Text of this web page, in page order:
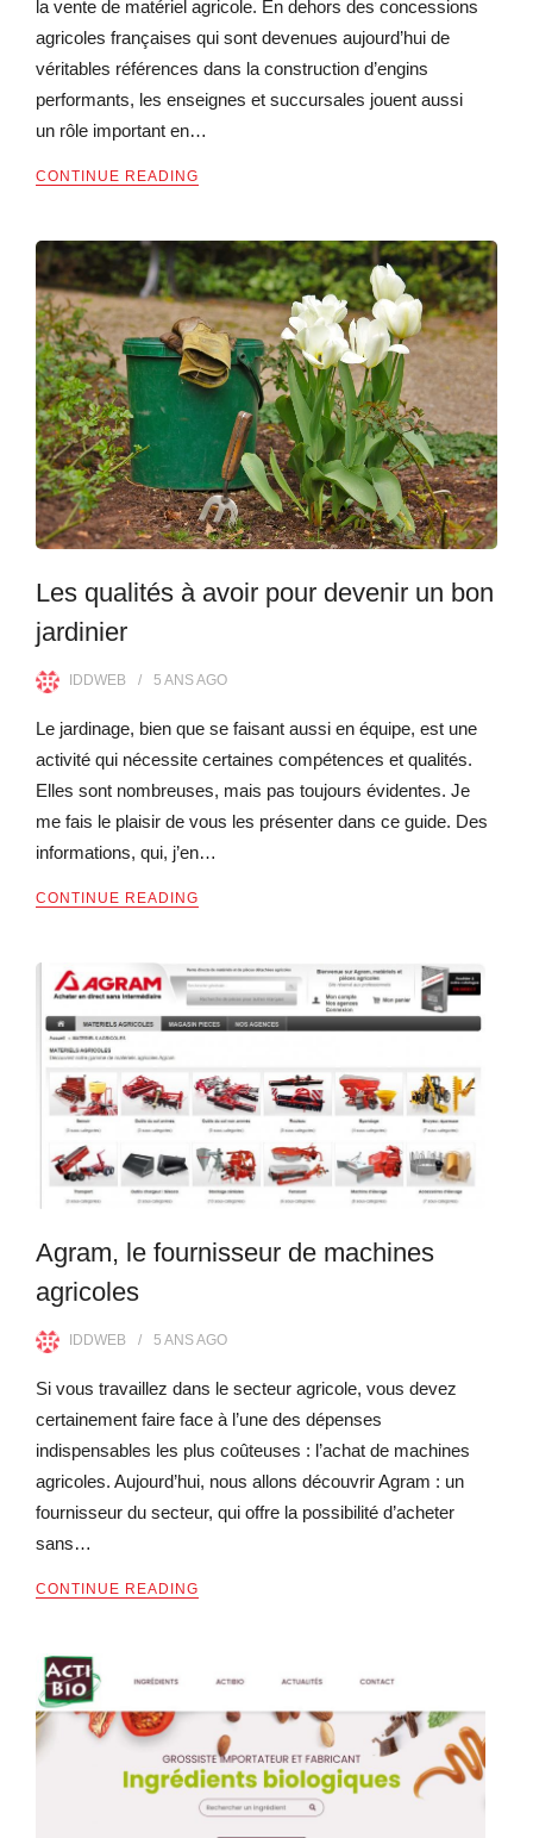
la vente de matériel agricole. En dehors des concessions
agricoles françaises qui sont devenues aujourd’hui de
véritables références dans la construction d’engins
performants, les enseignes et succursales jouent aussi
un rôle important en…
CONTINUE READING
Les qualités à avoir pour devenir un bon
jardinier
IDDWEB 5 ANSAGO
Le jardinage, bien que se faisant aussi en équipe, est une
activité qui nécessite certaines compétences et qualités.
Elles sont nombreuses, mais pas toujours évidentes. Je
me fais le plaisir de vous les présenter dans ce guide. Des
informations, qui, j’en…
CONTINUE READING
Agram, le fournisseur de machines
agricoles
IDDWEB 5 ANSAGO
Si vous travaillez dans le secteur agricole, vous devez
certainement faire face à l’une des dépenses
indispensables les plus coûteuses : l’achat de machines
agricoles. Aujourd’hui, nous allons découvrir Agram : un
fournisseur du secteur, qui offre la possibilité d’acheter
sans…
CONTINUE READING